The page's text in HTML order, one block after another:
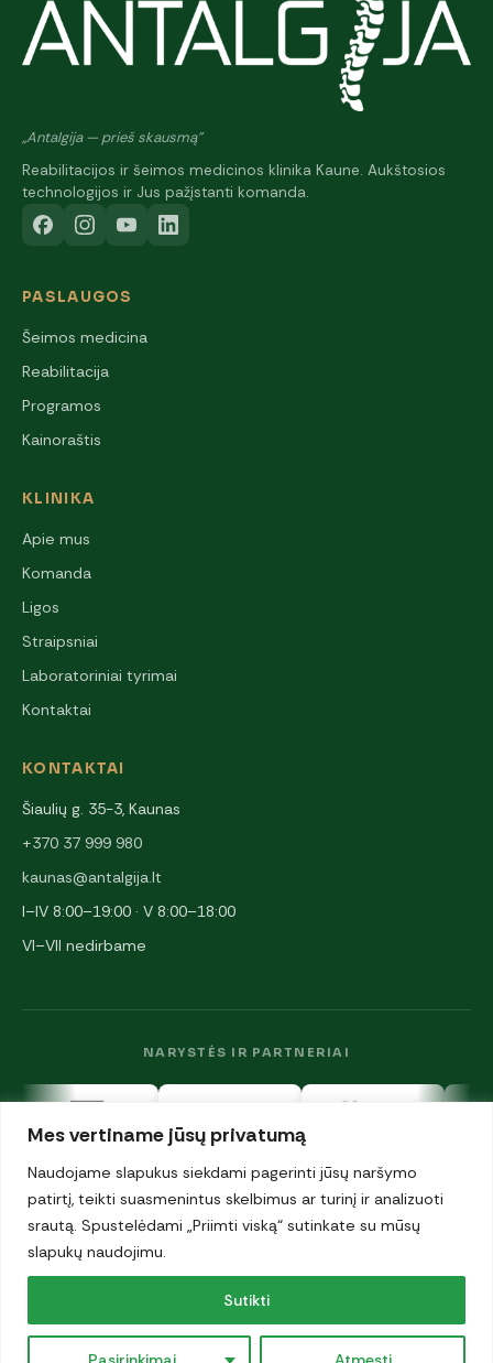
Mes vertiname jūsų privatumą
Naudojame slapukus siekdami pagerinti jūsų naršymo
patirtį, teikti suasmenintus skelbimus ar turinį ir analizuoti
srautą. Spustelėdami „Priimti viską“ sutinkate su mūsų
slapukų naudojimu.
Sutikti
„Antalgija — prieš skausmą"
Reabilitacijos ir šeimos medicinos klinika Kaune. Aukštosios
technologijos ir Jus pažįstanti komanda.
PASLAUGOS
Šeimos medicina
Reabilitacija
Programos
Kainoraštis
KLINIKA
Apie mus
Komanda
Ligos
Straipsniai
Laboratoriniai tyrimai
Kontaktai
KONTAKTAI
Šiaulių g. 35-3, Kaunas
+370 37 999 980
kaunas@antalgija.lt
I–IV 8:00–19:00 · V 8:00–18:00
VI–VII nedirbame
NARYSTĖS IR PARTNERIAI
© 2026 UAB „Antalgija". Visos teisės saugomos.
Slapukai